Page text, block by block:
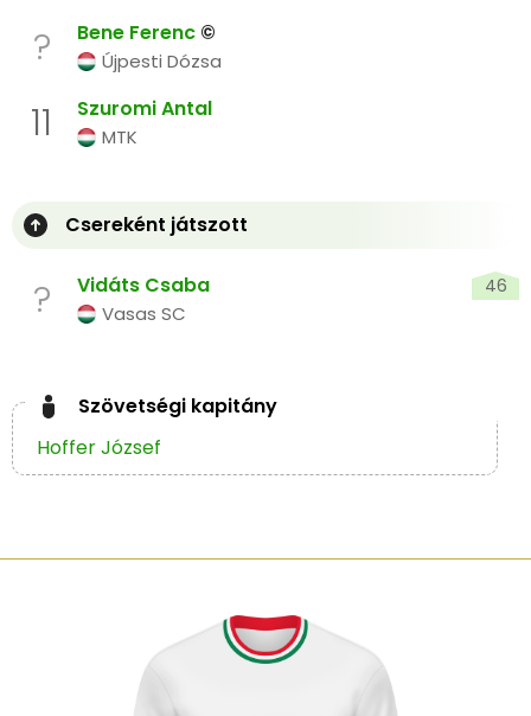
? Bene Ferenc ©
Újpesti Dózsa
11 Szuromi Antal
MTK
Csereként játszott
? Vidáts Csaba 46
Vasas SC
Szövetségi kapitány
Hoffer József